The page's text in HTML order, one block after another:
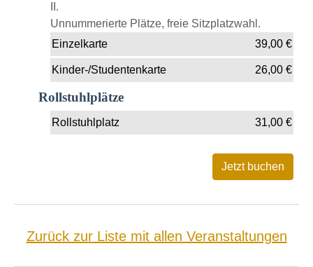
II.
Unnummerierte Plätze, freie Sitzplatzwahl.
Einzelkarte
39,00€
Kinder-/Studentenkarte 26,00€
Rollstuhlplätze
Rollstuhlplatz 31,00€
Zurück zur Liste mit allen Veranstaltungen